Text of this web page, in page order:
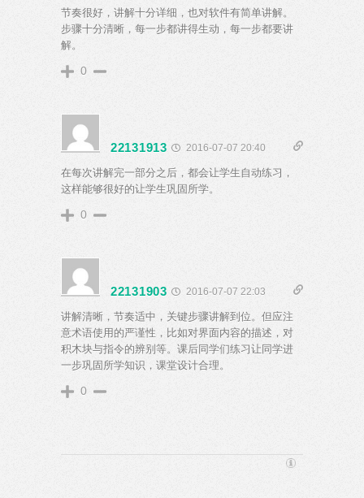
节奏很好，讲解十分详细，也对软件有简单讲解。
步骤十分清晰，每一步都讲得生动，每一步都要讲
解。
0
22131913 2016-07-07 20:40
在每次讲解完一部分之后，都会让学生自动练习，
这样能够很好的让学生巩固所学。
0
22131903 2016-07-07 22:03
讲解清晰，节奏适中，关键步骤讲解到位。但应注
意术语使用的严谨性，比如对界面内容的描述，对
积木块与指令的辨别等。课后同学们练习让同学进
一步巩固所学知识，课堂设计合理。
0